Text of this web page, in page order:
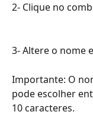
2- Clique no
3- Altere o nome
Importante: O
pode escolher
10 caracteres.